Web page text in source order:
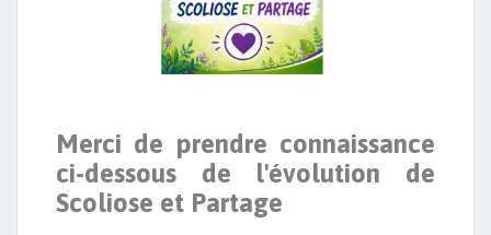
Merci de prendre connaissance
ci-dessous de l'évolution de
Scoliose et Partage